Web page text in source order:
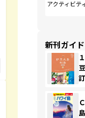
アクティビテ
新刊ガイ